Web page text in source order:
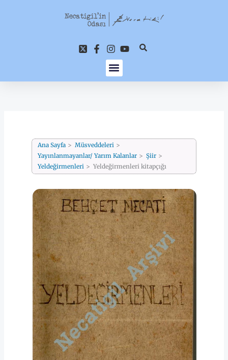
Ana Sayfa
Müsveddeleri
Yayınlanmayanlar/ Yarım Kalanlar
Şiir
Yeldeğirmenleri
Yeldeğirmenleri kitapçığı